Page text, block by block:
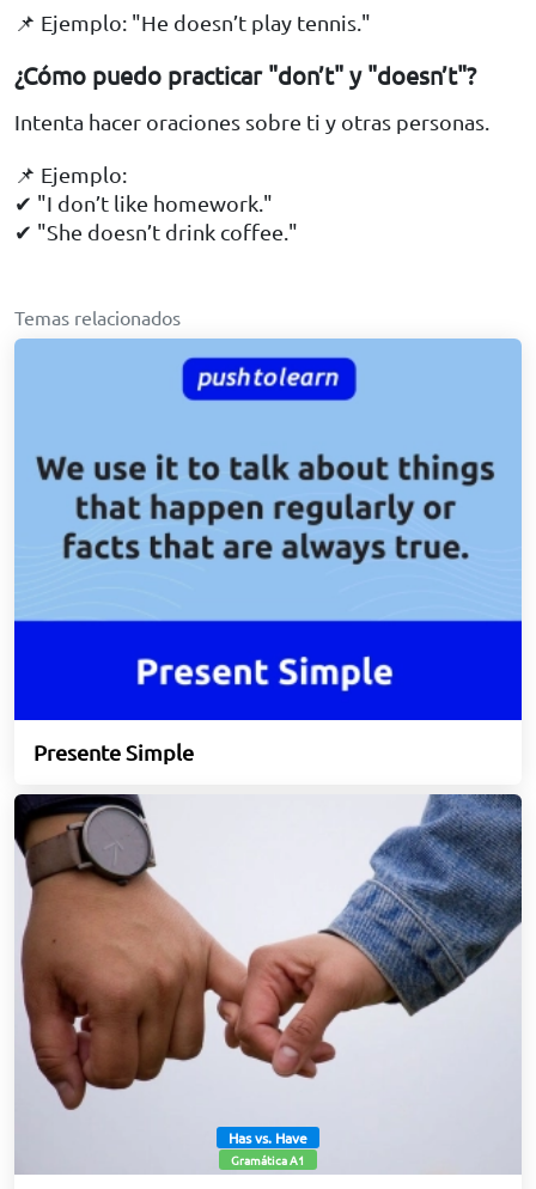
📌 Ejemplo: "He doesn’t play tennis."
¿Cómo puedo practicar "don’t" y "doesn’t"?
Intenta hacer oraciones sobre ti y otras personas.
📌 Ejemplo:
✔ "I don’t like homework."
✔ "She doesn’t drink coffee."
Temas relacionados
Presente Simple
Has vs. Have
Gramática A1